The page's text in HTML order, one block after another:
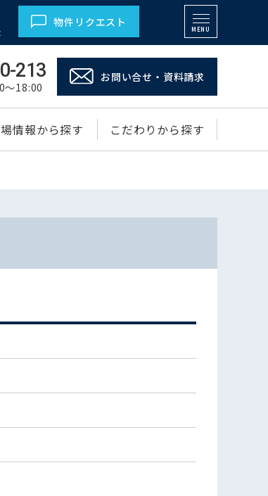
物件リクエスト
MENU
213
～18:00
お問い合せ・資料請求
情報から探す こだわりから探す